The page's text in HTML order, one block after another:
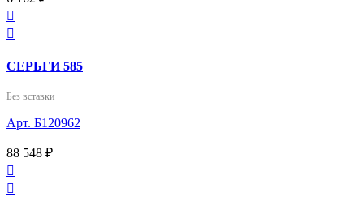


СЕРЬГИ 585
Без вставки
Арт. Б120962
88 548 ₽

